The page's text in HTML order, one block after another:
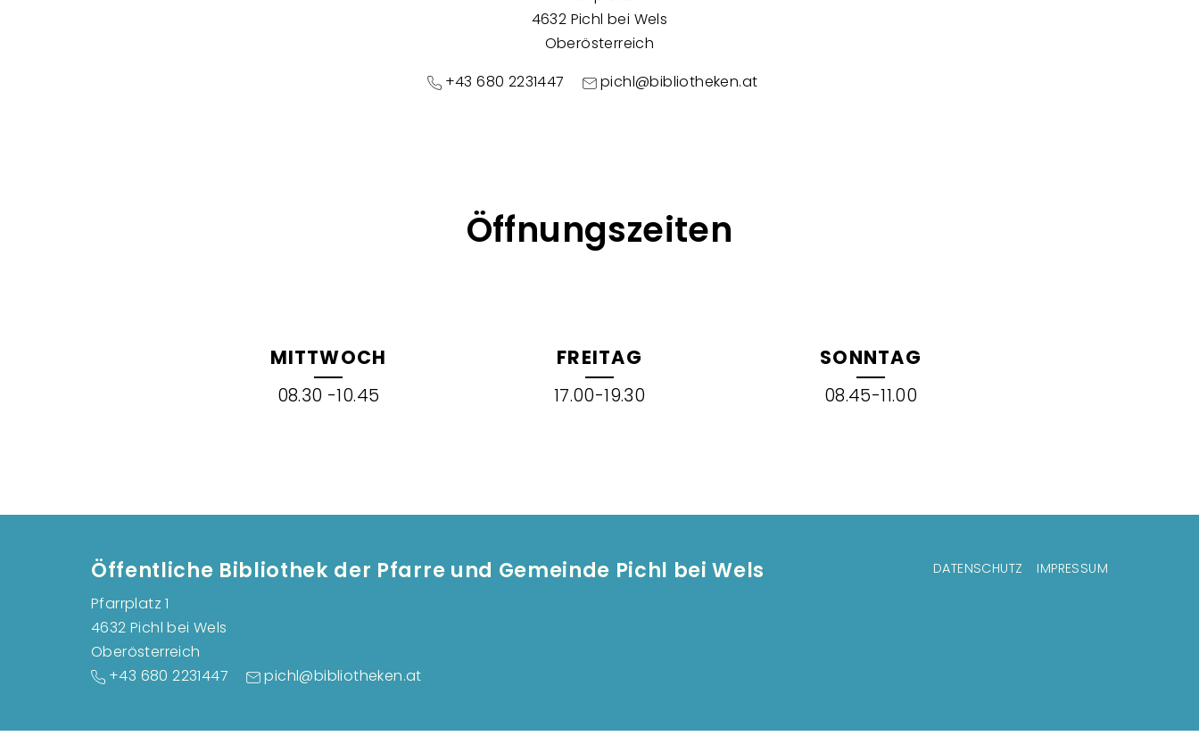
4632 Pichl bei Wels
Oberösterreich
+43 680 2231447
pichl@bibliotheken.at
Öffnungszeiten
MITTWOCH
08.30 -10.45
FREITAG
17.00-19.30
SONNTAG
08.45-11.00
Öffentliche Bibliothek der Pfarre und Gemeinde Pichl bei Wels
Pfarrplatz 1
4632 Pichl bei Wels
Oberösterreich
+43 680 2231447
pichl@bibliotheken.at
Fußzeilenmenü
DATENSCHUTZ IMPRESSUM